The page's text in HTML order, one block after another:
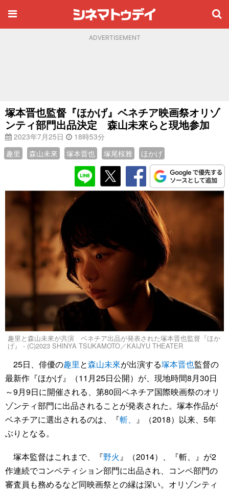
ADVERTISEMENT
塚本晋也監督『ほかげ』ベネチア映画祭オリゾ
ンティ部門出品決定 森山未來らと現地参加
2023年7月25日
18時53分
趣里
森山未來 塚本晋也 塚尾桜雅 ほかげ
趣里と森山未來が共演 ベネチア出品が発表された塚本晋也監督『ほか
げ』 - (C)2023 SHINYA TSUKAMOTO／KAIJYU THEATER
25日、俳優の趣里と森山未來が出演する塚本晋也監督の
最新作『ほかげ』（11月25日公開）が、現地時間8月30日
～9月9日に開催される、第80回ベネチア国際映画祭のオリ
ゾンティ部門に出品されることが発表された。塚本作品が
ベネチアに選出されるのは、『斬、
』（2018）以来、5年
ぶりとなる。
塚本監督はこれまで、『野火』（2014）、『斬、』が2
作連続でコンペティション部門に出品され、コンペ部門の
審査員も務めるなど同映画祭との縁は深い。オリゾンティ